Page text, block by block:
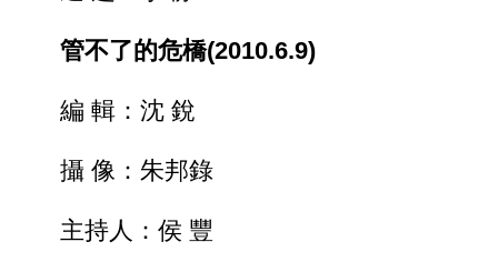
管不了的危橋(2010.6.9)
編 輯：沈 銳
攝 像：朱邦錄
主持人：侯 豐